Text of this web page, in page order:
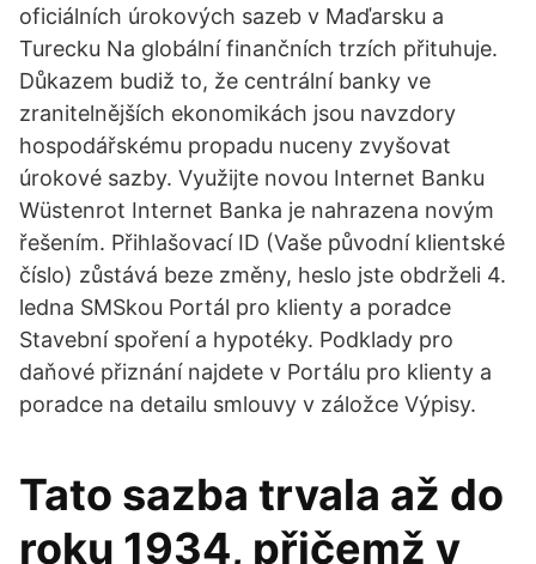
oficiálních úrokových sazeb v Maďarsku a
Turecku Na globální finančních trzích přituhuje.
Důkazem budiž to, že centrální banky ve
zranitelnějších ekonomikách jsou navzdory
hospodářskému propadu nuceny zvyšovat
úrokové sazby. Využijte novou Internet Banku
Wüstenrot Internet Banka je nahrazena novým
řešením. Přihlašovací ID (Vaše původní klientské
číslo) zůstává beze změny, heslo jste obdrželi 4.
ledna SMSkou Portál pro klienty a poradce
Stavební spoření a hypotéky. Podklady pro
daňové přiznání najdete v Portálu pro klienty a
poradce na detailu smlouvy v záložce Výpisy.
Tato sazba trvala až do
roku 1934, přičemž v